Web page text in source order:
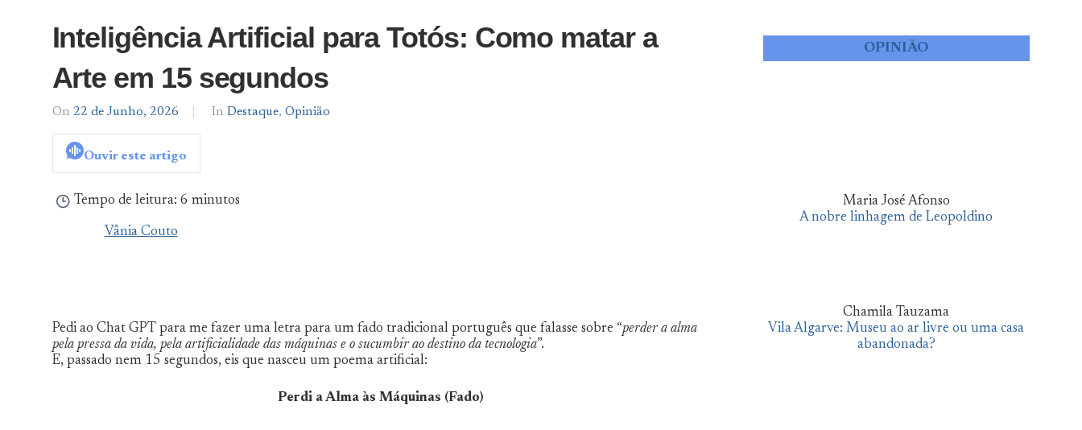
Inteligência Artificial para Totós: Como matar a
Arte em 15 segundos
On 22 de Junho, 2026
By
In Destaque, Opinião
Ouvir este artigo
Tempo de leitura: 6 minutos
Vânia Couto
Pedi ao Chat GPT para me fazer uma letra para um fado tradicional português que falasse sobre “perder a alma
pela pressa da vida, pela artificialidade das máquinas e o sucumbir ao destino da tecnologia”.
E, passado nem 15 segundos, eis que nasceu um poema artificial:
Perdi a Alma às Máquinas (Fado)
OPINIÃO
Maria José Afonso
A nobre linhagem de Leopoldino
Chamila Tauzama
Vila Algarve: Museu ao ar livre ou uma casa
abandonada?